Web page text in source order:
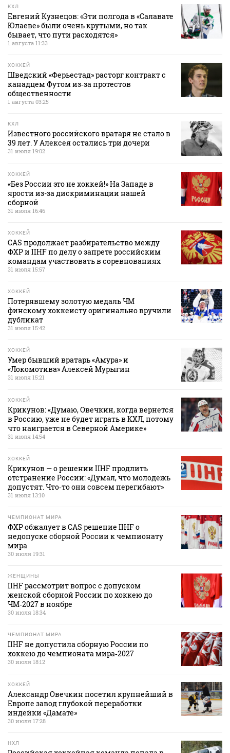
КХЛ
Евгений Кузнецов: «Эти полгода в «Салавате
Юлаеве» были очень крутыми, но так
бывает, что пути расходятся»
1 августа 11:33
ХОККЕЙ
Шведский «Ферьестад» расторг контракт с
канадцем Футом из‑за протестов
общественности
1 августа 03:25
КХЛ
Известного российского вратаря не стало в
39 лет. У Алексея остались три дочери
31 июля 19:02
ХОККЕЙ
«Без России это не хоккей!» На Западе в
ярости из-за дискриминации нашей
сборной
31 июля 16:46
ХОККЕЙ
CAS продолжает разбирательство между
ФХР и IIHF по делу о запрете российским
командам участвовать в соревнованиях
31 июля 15:57
ХОККЕЙ
Потерявшему золотую медаль ЧМ
финскому хоккеисту оригинально вручили
дубликат
31 июля 15:42
ХОККЕЙ
Умер бывший вратарь «Амура» и
«Локомотива» Алексей Мурыгин
31 июля 15:21
ХОККЕЙ
Крикунов: «Думаю, Овечкин, когда вернется
в Россию, уже не будет играть в КХЛ, потому
что наиграется в Северной Америке»
31 июля 14:54
ХОККЕЙ
Крикунов — о решении IIHF продлить
отстранение России: «Думал, что молодежь
допустят. Что‑то они совсем перегибают»
31 июля 13:10
ЧЕМПИОНАТ МИРА
ФХР обжалует в CAS решение IIHF о
недопуске сборной России к чемпионату
мира
30 июля 19:31
ЖЕНЩИНЫ
IIHF рассмотрит вопрос с допуском
женской сборной России по хоккею до
ЧМ‑2027 в ноябре
30 июля 18:34
ЧЕМПИОНАТ МИРА
IIHF не допустила сборную России по
хоккею до чемпионата мира‑2027
30 июля 18:12
ХОККЕЙ
Александр Овечкин посетил крупнейший в
Европе завод глубокой переработки
индейки «Дамате»
30 июля 17:28
НХЛ